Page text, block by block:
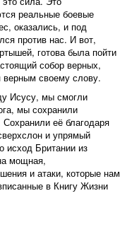
реальные боевые
оказались, и под
против нас. И вот,
готова была пойти
собор верных,
верным своему слову.
Исусу, мы смогли
мы сохранили
её благодаря
и упрямый
исход Британии из
мощная,
и атаки, которые нам
в Книгу Жизни